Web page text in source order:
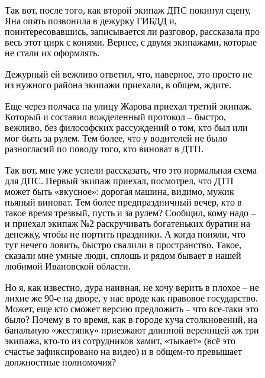
Так вот, после того, как второй экипаж ДПС покинул сцену,
Яна опять позвонила в дежурку ГИБДД и,
поинтересовавшись, записывается ли разговор, рассказала про
весь этот цирк с конями. Вернее, с двумя экипажами, которые
не стали их оформлять.
Дежурный ей вежливо ответил, что, наверное, это просто не
из нужного района экипажи приехали, в общем, ждите.
Еще через полчаса на улицу Жарова приехал третий экипаж.
Который и составил вожделенный протокол – быстро,
вежливо, без философских рассуждений о том, кто был или
мог быть за рулем. Тем более, что у водителей не было
разногласий по поводу того, кто виноват в ДТП.
Так вот, мне уже успели рассказать, что это нормальная схема
для ДПС. Первый экипаж приехал, посмотрел, что ДТП
может быть «вкусное»: дорогая машина, видимо, мужик
пьяный виноват. Тем более предпраздничный вечер, кто в
такое время трезвый, пусть и за рулем? Сообщил, кому надо –
и приехал экипаж №2 раскручивать богатеньких буратин на
денежку, чтобы не портить праздники. А когда поняли, что
тут нечего ловить, быстро свалили в пространство. Такое,
сказали мне умные люди, сплошь и рядом бывает в нашей
любимой Ивановской области.
Но я, как известно, дура наивная, не хочу верить в плохое – не
лихие же 90-е на дворе, у нас вроде как правовое государство.
Может, еще кто сможет версию предложить – что все-таки это
было? Почему в то время, как в городе куча столкновений, на
банальную «жестянку» приезжают длинной вереницей аж три
экипажа, кто-то из сотрудников хамит, «тыкает» (всё это
счастье зафиксировано на видео) и в общем-то превышает
должностные полномочия?